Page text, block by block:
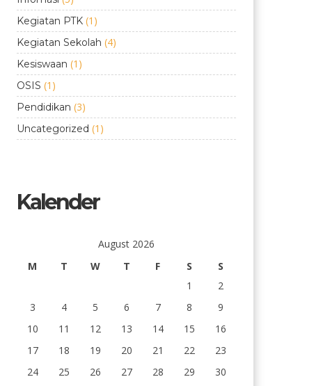
Kegiatan PTK (1)
Kegiatan Sekolah (4)
Kesiswaan (1)
OSIS (1)
Pendidikan (3)
Uncategorized (1)
Kalender
August 2026
M
T W T F S
S
1
2
3
4 5 6 7 8
9
10
11 12 13 14 15
16
17
18 19 20 21 22
23
24
25 26 27 28 29
30